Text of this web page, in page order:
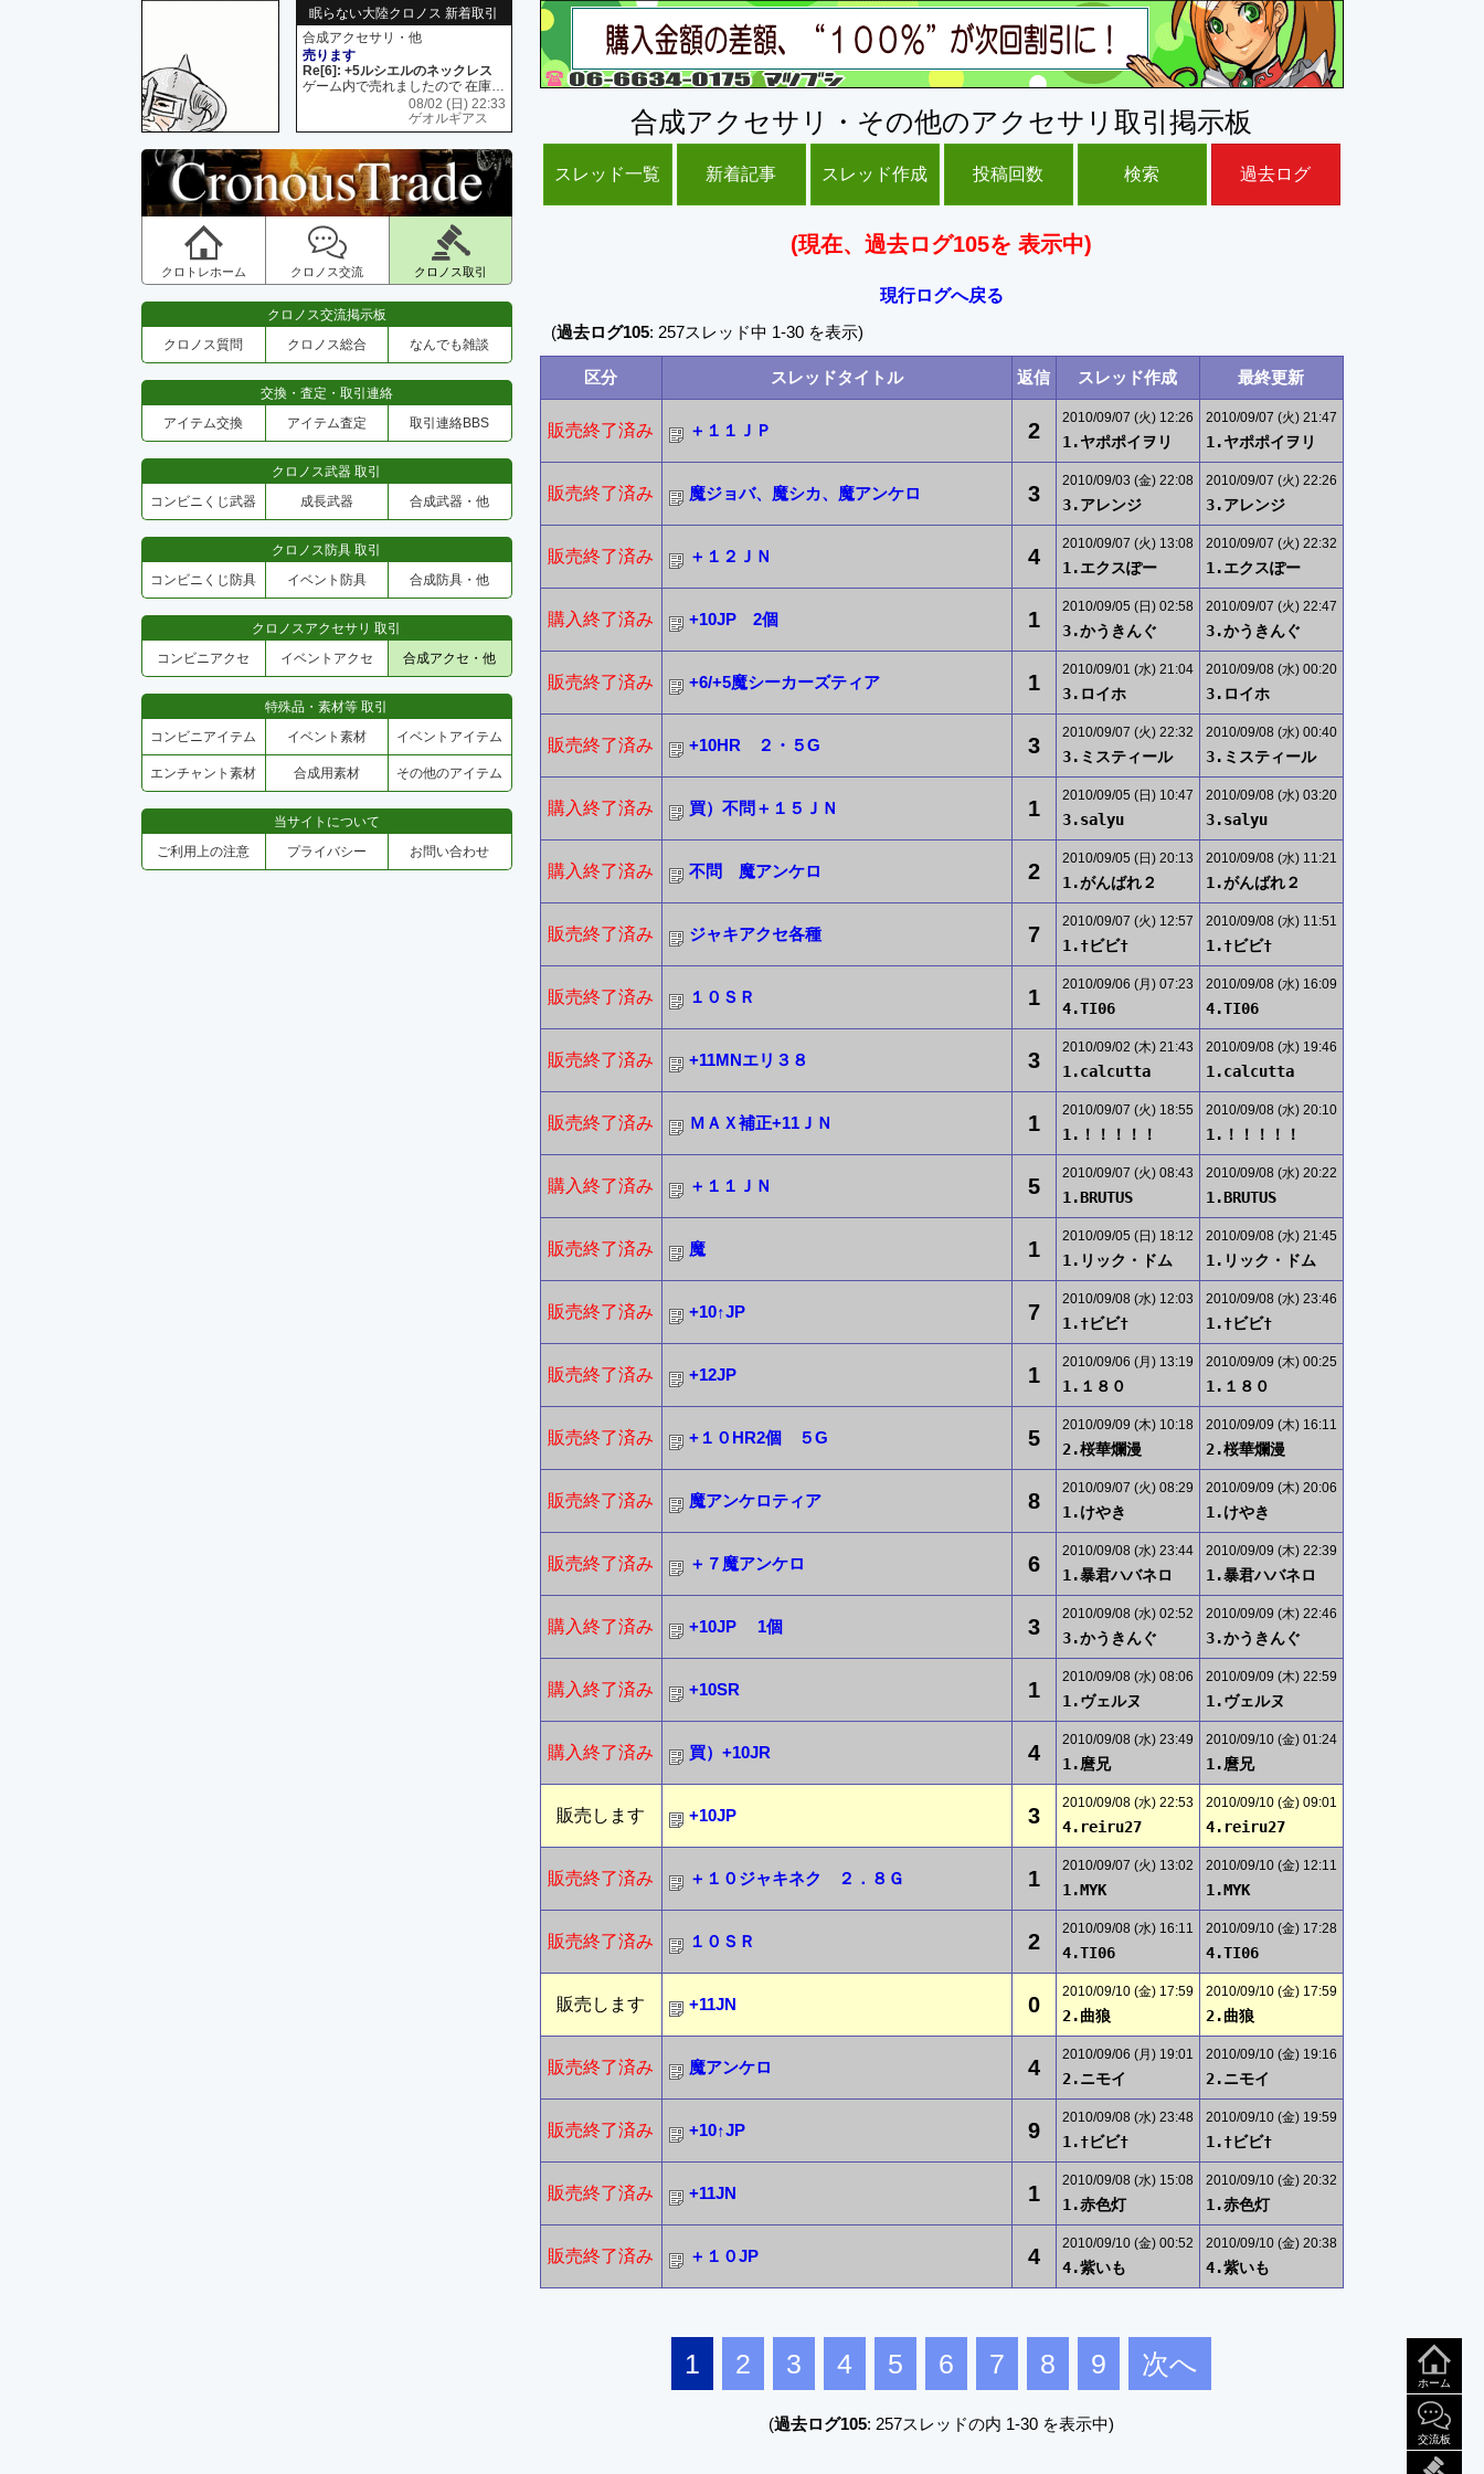
眠らない大陸クロノス 新着取引
合成アクセサリ・他
売ります
Re[6]: +5ルシエルのネックレス
ゲーム内で売れましたので 在庫がネク1 リング4 となります リングのお値段は80G といたします
08/02 (日) 22:33
ゲオルギアス
クロトレホーム クロノス交流 クロノス取引
クロノス交流掲示板
クロノス質問
クロノス総合 なんでも雑談
交換・査定・取引連絡
アイテム交換
アイテム査定 取引連絡BBS
クロノス武器 取引
コンビニくじ武器
成長武器 合成武器・他
クロノス防具 取引
コンビニくじ防具
イベント防具 合成防具・他
クロノスアクセサリ 取引
コンビニアクセ
イベントアクセ 合成アクセ・他
特殊品・素材等 取引
コンビニアイテム
イベント素材 イベントアイテム
エンチャント素材 合成用素材 その他のアイテム
当サイトについて
ご利用上の注意
プライバシー お問い合わせ
ホーム
交流板
合成アクセサリ・その他のアクセサリ取引掲示板
スレッド一覧 新着記事 スレッド作成 投稿回数 検索 過去ログ
(現在、過去ログ105を 表示中)
現行ログへ戻る
(過去ログ105: 257スレッド中 1-30 を表示)
区分 スレッドタイトル 返信 スレッド作成 最終更新
販売終了済み ＋１１ＪＰ 2
2010/09/07 (火) 12:26
1.ヤポポイヲリ
2010/09/07 (火) 21:47
1.ヤポポイヲリ
販売終了済み 魔ジョバ、魔シカ、魔アンケロ 3
2010/09/03 (金) 22:08
3.アレンジ
2010/09/07 (火) 22:26
3.アレンジ
販売終了済み ＋１２ＪＮ 4
2010/09/07 (火) 13:08
1.エクスぽー
2010/09/07 (火) 22:32
1.エクスぽー
購入終了済み +10JP 2個 1
2010/09/05 (日) 02:58
3.かうきんぐ
2010/09/07 (火) 22:47
3.かうきんぐ
販売終了済み +6/+5魔シーカーズティア 1
2010/09/01 (水) 21:04
3.ロイホ
2010/09/08 (水) 00:20
3.ロイホ
販売終了済み +10HR ２・５G 3
2010/09/07 (火) 22:32
3.ミスティール
2010/09/08 (水) 00:40
3.ミスティール
購入終了済み 買）不問＋１５ＪＮ 1
2010/09/05 (日) 10:47
3.salyu
2010/09/08 (水) 03:20
3.salyu
購入終了済み 不問 魔アンケロ 2
2010/09/05 (日) 20:13
1.がんばれ２
2010/09/08 (水) 11:21
1.がんばれ２
販売終了済み ジャキアクセ各種 7
2010/09/07 (火) 12:57
1.†ビビ†
2010/09/08 (水) 11:51
1.†ビビ†
販売終了済み １０ＳＲ 1
2010/09/06 (月) 07:23
4.TI06
2010/09/08 (水) 16:09
4.TI06
販売終了済み +11MNエリ３８ 3
2010/09/02 (木) 21:43
1.calcutta
2010/09/08 (水) 19:46
1.calcutta
販売終了済み ＭＡＸ補正+11ＪＮ 1
2010/09/07 (火) 18:55
1.！！！！！
2010/09/08 (水) 20:10
1.！！！！！
購入終了済み ＋１１ＪＮ 5
2010/09/07 (火) 08:43
1.BRUTUS
2010/09/08 (水) 20:22
1.BRUTUS
販売終了済み 魔 1
2010/09/05 (日) 18:12
1.リック・ドム
2010/09/08 (水) 21:45
1.リック・ドム
販売終了済み +10↑JP 7
2010/09/08 (水) 12:03
1.†ビビ†
2010/09/08 (水) 23:46
1.†ビビ†
販売終了済み +12JP 1
2010/09/06 (月) 13:19
1.１８０
2010/09/09 (木) 00:25
1.１８０
販売終了済み +１０HR2個 ５G 5
2010/09/09 (木) 10:18
2.桜華爛漫
2010/09/09 (木) 16:11
2.桜華爛漫
販売終了済み 魔アンケロティア 8
2010/09/07 (火) 08:29
1.けやき
2010/09/09 (木) 20:06
1.けやき
販売終了済み ＋７魔アンケロ 6
2010/09/08 (水) 23:44
1.暴君ハバネロ
2010/09/09 (木) 22:39
1.暴君ハバネロ
購入終了済み +10JP 1個 3
2010/09/08 (水) 02:52
3.かうきんぐ
2010/09/09 (木) 22:46
3.かうきんぐ
購入終了済み +10SR 1
2010/09/08 (水) 08:06
1.ヴェルヌ
2010/09/09 (木) 22:59
1.ヴェルヌ
購入終了済み 買）+10JR 4
2010/09/08 (水) 23:49
1.麿兄
2010/09/10 (金) 01:24
1.麿兄
販売します +10JP 3
2010/09/08 (水) 22:53
4.reiru27
2010/09/10 (金) 09:01
4.reiru27
販売終了済み ＋１０ジャキネク ２．８Ｇ 1
2010/09/07 (火) 13:02
1.MYK
2010/09/10 (金) 12:11
1.MYK
販売終了済み １０ＳＲ 2
2010/09/08 (水) 16:11
4.TI06
2010/09/10 (金) 17:28
4.TI06
販売します +11JN 0
2010/09/10 (金) 17:59
2.曲狼
2010/09/10 (金) 17:59
2.曲狼
販売終了済み 魔アンケロ 4
2010/09/06 (月) 19:01
2.ニモイ
2010/09/10 (金) 19:16
2.ニモイ
販売終了済み +10↑JP 9
2010/09/08 (水) 23:48
1.†ビビ†
2010/09/10 (金) 19:59
1.†ビビ†
販売終了済み +11JN 1
2010/09/08 (水) 15:08
1.赤色灯
2010/09/10 (金) 20:32
1.赤色灯
販売終了済み ＋１０JP 4
2010/09/10 (金) 00:52
4.紫いも
2010/09/10 (金) 20:38
4.紫いも
1 2 3 4 5 6 7 8 9 次へ
(過去ログ105: 257スレッドの内 1-30 を表示中)